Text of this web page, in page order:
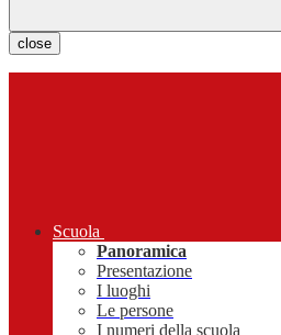
close
Scuola
Panoramica
Presentazione
I luoghi
Le persone
I numeri della scuola